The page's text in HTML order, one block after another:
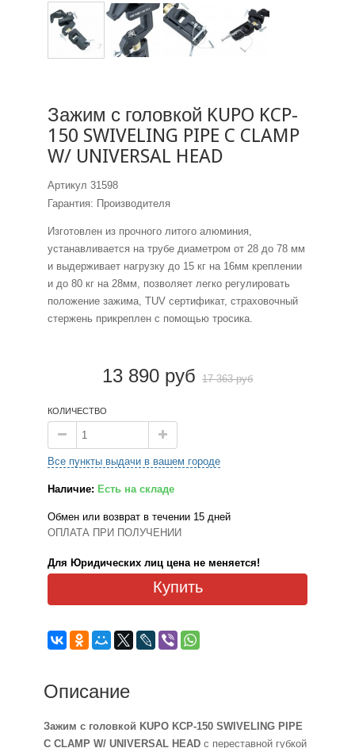
Зажим с головкой KUPO KCP-
150 SWIVELING PIPE C CLAMP
W/ UNIVERSAL HEAD
Артикул 31598
Гарантия: Производителя
Изготовлен из прочного литого алюминия,
устанавливается на трубе диаметром от 28 до 78 мм
и выдерживает нагрузку до 15 кг на 16мм креплении
и до 80 кг на 28мм, позволяет легко регулировать
положение зажима, TUV сертификат, страховочный
стержень прикреплен с помощью тросика.
13 890 руб 17 363 руб
КОЛИЧЕСТВО
Все пункты выдачи в вашем городе
Наличие: Есть на складе
Обмен или возврат в течении 15 дней
ОПЛАТА ПРИ ПОЛУЧЕНИИ
Для Юридических лиц цена не меняется!
Купить
Описание
Зажим с головкой KUPO KCP-150 SWIVELING PIPE
C CLAMP W/ UNIVERSAL HEAD с переставной губкой